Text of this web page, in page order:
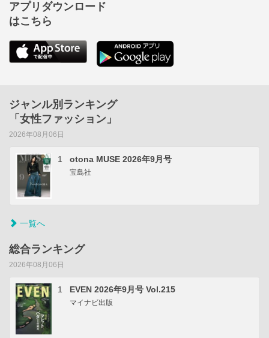
アプリダウンロード
はこちら
ジャンル別ランキング
「女性ファッション」
2026年08月06日
1 otona MUSE 2026年9月号
宝島社
一覧へ
総合ランキング
2026年08月06日
1 EVEN 2026年9月号 Vol.215
マイナビ出版